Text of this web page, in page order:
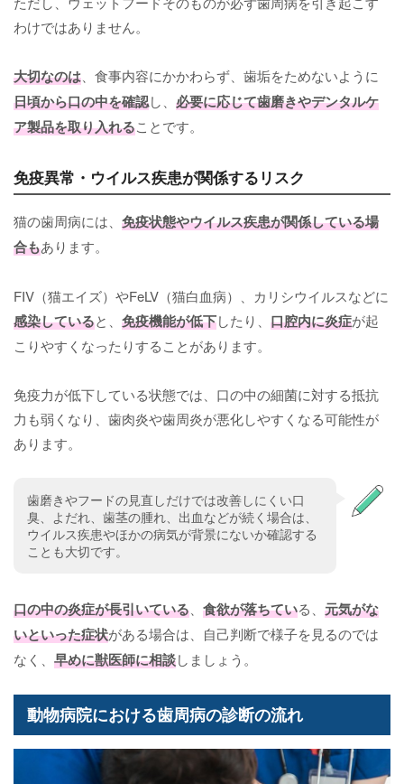
わけではありません。
大切なのは 、食事内容にかかわらず、歯垢をためないように
日頃から口の中を確認し、 必要に応じて歯磨きやデンタルケ
ア製品を取り入れることです。
免疫異常・ウイルス疾患が関係するリスク
猫の歯周病には、 免疫状態やウイルス疾患が関係している場
合もあります。
FIV（猫エイズ）やFeLV（猫白血病）、カリシウイルスなどに
感染していると、 免疫機能が低下したり、 口腔内に炎症が起
こりやすくなったりすることがあります。
免疫力が低下している状態では、口の中の細菌に対する抵抗
力も弱くなり、歯肉炎や歯周炎が悪化しやすくなる可能性が
あります。
歯磨きやフードの見直しだけでは改善しにくい口
臭、よだれ、歯茎の腫れ、出血などが続く場合は、
ウイルス疾患やほかの病気が背景にないか確認する
ことも大切です。
口の中の炎症が長引いている 食欲が落ちている、 元気がな
いといった症状がある場合は、自己判断で様子を見るのでは
なく、 早めに獣医師に相談しましょう。
動物病院における歯周病の診断の流れ